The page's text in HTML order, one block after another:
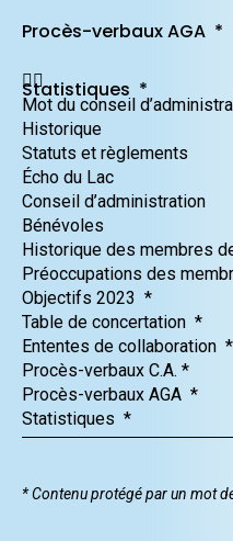
Procès-verbaux AGA *
Statistiques *
Mot du conseil
Historique
Statuts et règlements
Écho du Lac
Conseil d’administration
Bénévoles
Historique des membres
Préoccupations des
Objectifs 2023 *
Table de concertation *
Ententes de collaboration *
Procès-verbaux C.A. *
Procès-verbaux AGA *
Statistiques *
* Contenu protégé par un mot